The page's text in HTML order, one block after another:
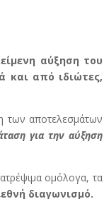
αύξηση του
και από ιδιώτες,
των αποτελεσμάτων
για την αύξηση
ομόλογα, τα
διαγωνισμό.